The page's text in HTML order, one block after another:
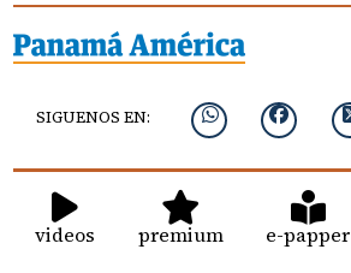
SIGUENOS EN:
videos premium e-papper